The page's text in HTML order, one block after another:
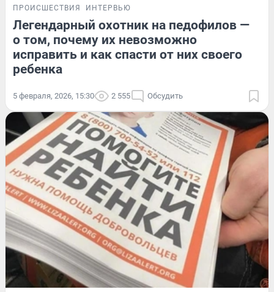
ПРОИСШЕСТВИЯ ИНТЕРВЬЮ
Легендарный охотник на педофилов —
о том, почему их невозможно
исправить и как спасти от них своего
ребенка
5 февраля, 2026, 15:30 2 555 Обсудить